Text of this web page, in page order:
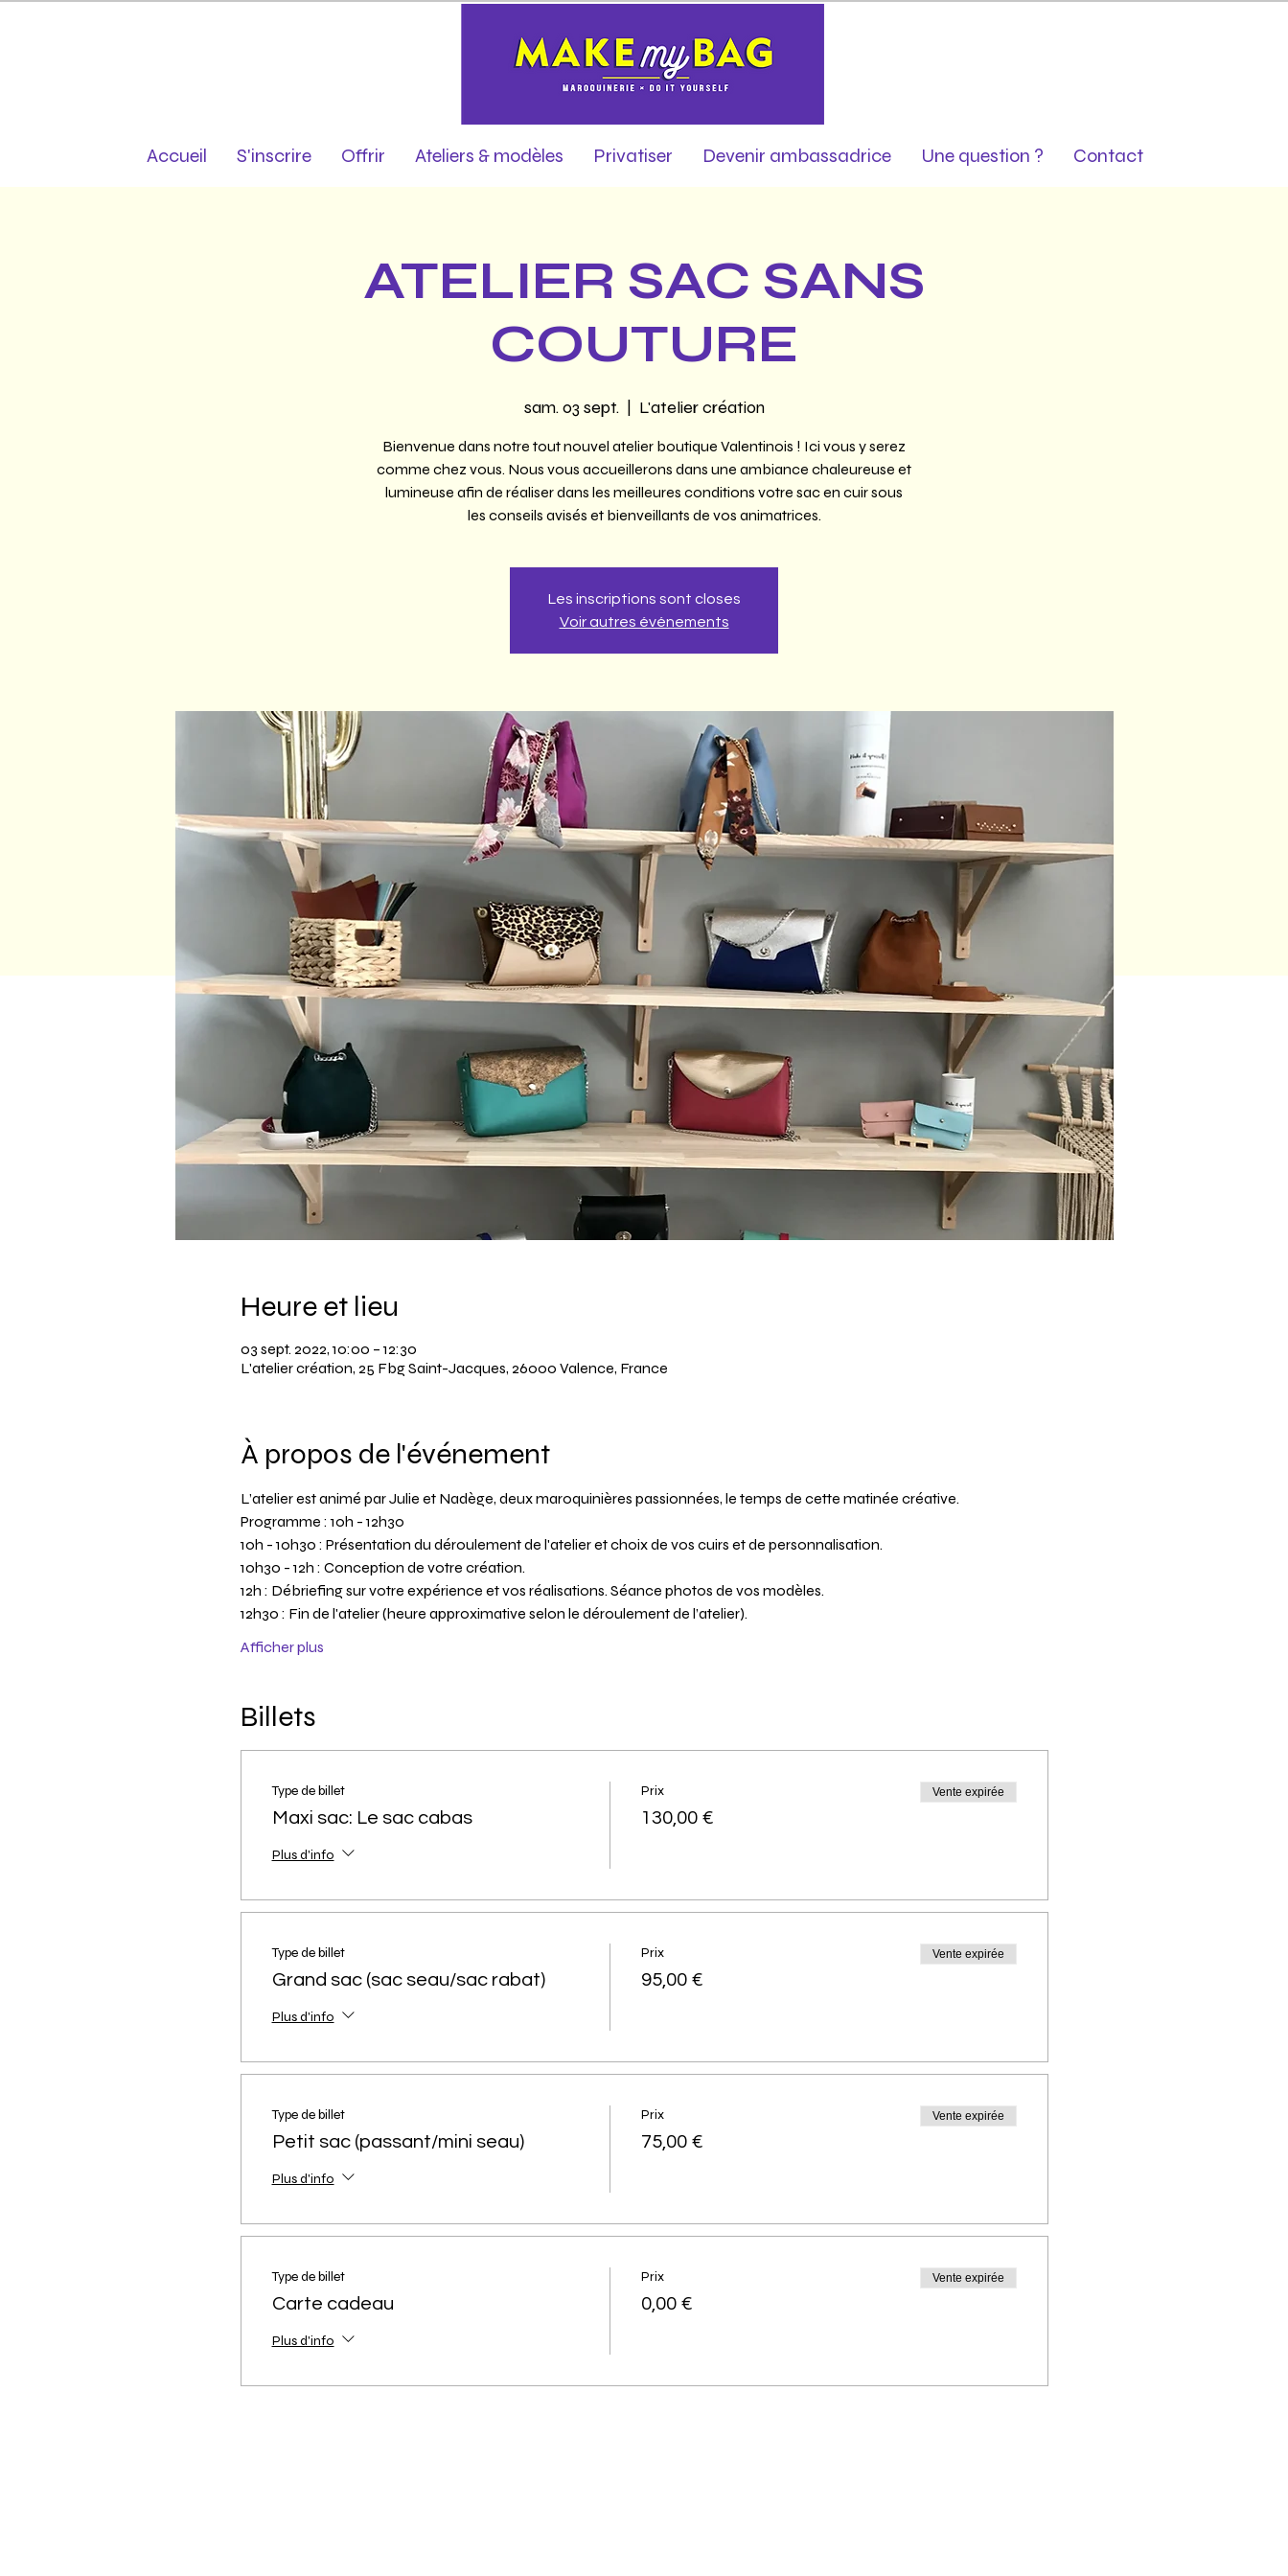
Accueil S'inscrire Offrir Ateliers & modèles Privatiser Devenir ambassadrice Une question ? Contact
ATELIER SAC SANS
COUTURE
sam. 03 sept.
  |
L'atelier création
Bienvenue dans notre tout nouvel atelier boutique Valentinois ! Ici vous y serez
comme chez vous. Nous vous accueillerons dans une ambiance chaleureuse et
lumineuse afin de réaliser dans les meilleures conditions votre sac en cuir sous
les conseils avisés et bienveillants de vos animatrices.
Les inscriptions sont closes
Voir autres événements
Heure et lieu
03 sept. 2022, 10:00 – 12:30
L'atelier création, 25 Fbg Saint-Jacques, 26000 Valence, France
À propos de l'événement
L’atelier est animé par Julie et Nadège, deux maroquinières passionnées, le temps de cette matinée créative.
Programme : 10h - 12h30
10h - 10h30 : Présentation du déroulement de l'atelier et choix de vos cuirs et de personnalisation.
10h30 - 12h : Conception de votre création.
12h : Débriefing sur votre expérience et vos réalisations. Séance photos de vos modèles.
12h30 : Fin de l'atelier (heure approximative selon le déroulement de l’atelier).
Afficher plus
Billets
Type de billet
Maxi sac: Le sac cabas
Plus d'info
Prix
130,00 €
Vente expirée
Type de billet
Grand sac (sac seau/sac rabat)
Plus d'info
Prix
95,00 €
Vente expirée
Type de billet
Petit sac (passant/mini seau)
Plus d'info
Prix
75,00 €
Vente expirée
Type de billet
Carte cadeau
Plus d'info
Prix
0,00 €
Vente expirée